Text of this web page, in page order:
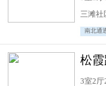
三滩社
南北通
3室2厅